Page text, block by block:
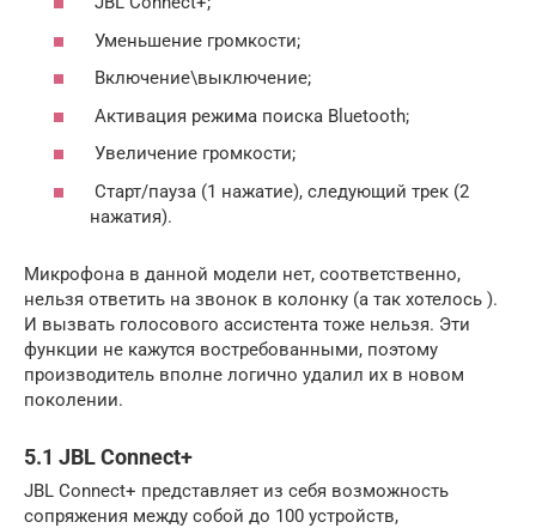
Уменьшение громкости;
Включение\выключение;
Активация режима поиска Bluetooth;
Увеличение громкости;
Старт/пауза (1 нажатие), следующий трек (2
нажатия).
Микрофона в данной модели нет, соответственно,
нельзя ответить на звонок в колонку (а так хотелось ).
И вызвать голосового ассистента тоже нельзя. Эти
функции не кажутся востребованными, поэтому
производитель вполне логично удалил их в новом
поколении.
5.1 JBL Connect+
JBL Connect+ представляет из себя возможность
сопряжения между собой до 100 устройств,